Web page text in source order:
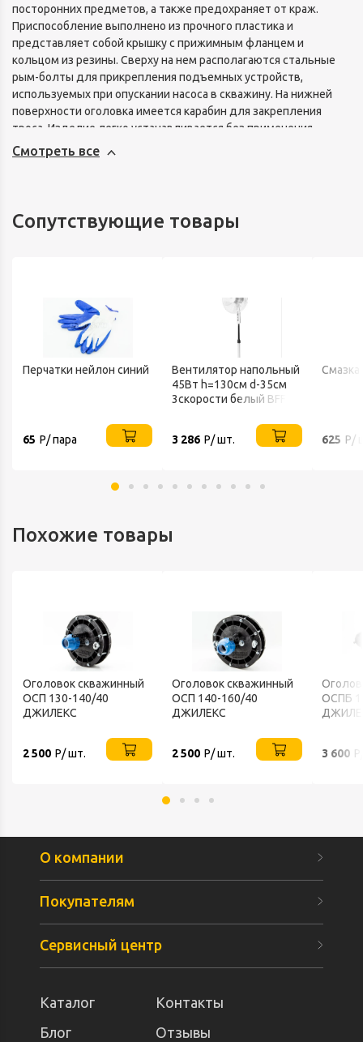
посторонних предметов, а также предохраняет от краж.
Приспособление выполнено из прочного пластика и
представляет собой крышку с прижимным фланцем и
кольцом из резины. Сверху на нем располагаются стальные
рым-болты для прикрепления подъемных устройств,
используемых при опускании насоса в скважину. На нижней
поверхности оголовка имеется карабин для закрепления
троса. Изделие легко устанавливается без применения
сварочного аппарата за счет стягивания уплотнительного
кольца с помощью болтов на крышке. Характеристики:
Смотреть все
Сопутствующие товары
Перчатки нейлон синий
65 Р/ пара
Вентилятор напольный
45Вт h=130см d-35см
3скорости белый BFF-
3 286 Р/ шт. 625 Р/
Похожие товары
Оголовок скважинный
OCП 130-140/40
ДЖИЛЕКС
2 500 Р/ шт.
Оголовок скважинный
OCП 140-160/40
ДЖИЛЕКС
2 500 Р/ шт.
OCПБ
3 600
О компании
Покупателям
Сервисный центр
Каталог
Контакты
Блог
Отзывы